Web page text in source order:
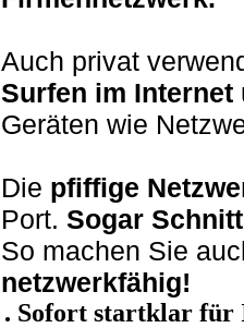
Auch privat
Surfen im Internet
Geräten wie
Die pfiffige
Port. Sogar
So machen Sie
netzwerkfähig!
Sofort startklar für